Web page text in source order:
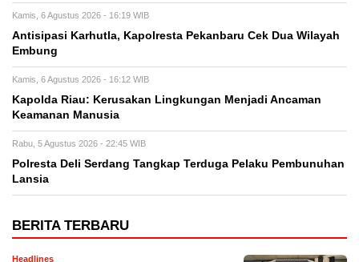
Kamis, 6 Agustus 2026 - 16:19 WIB
Antisipasi Karhutla, Kapolresta Pekanbaru Cek Dua Wilayah
Embung
Kamis, 6 Agustus 2026 - 16:12 WIB
Kapolda Riau: Kerusakan Lingkungan Menjadi Ancaman
Keamanan Manusia
Rabu, 5 Agustus 2026 - 22:45 WIB
Polresta Deli Serdang Tangkap Terduga Pelaku Pembunuhan
Lansia
BERITA TERBARU
Headlines